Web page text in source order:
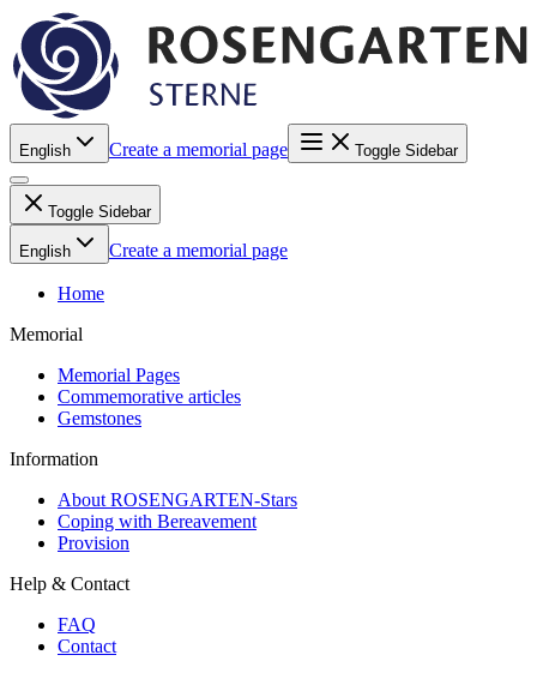
English Create a memorial page Toggle Sidebar
Toggle Sidebar
English Create a memorial page
Home
Memorial
Memorial Pages
Commemorative articles
Gemstones
Information
About ROSENGARTEN-Stars
Coping with Bereavement
Provision
Help & Contact
FAQ
Contact